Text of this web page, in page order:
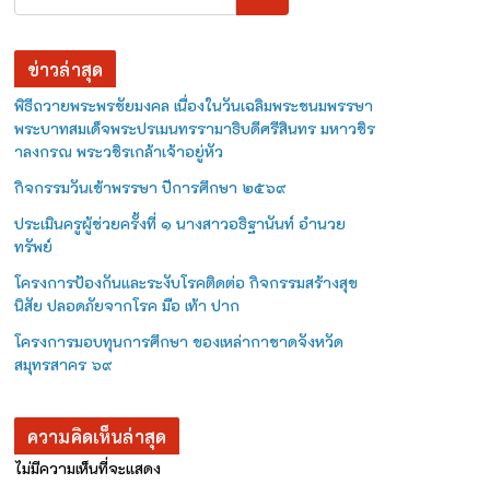
ข่าวล่าสุด
พิธีถวายพระพรชัยมงคล เนื่องในวันเฉลิมพระชนมพรรษา
พระบาทสมเด็จพระปรเมนทรรามาธิบดีศรีสินทร มหาวชิร
าลงกรณ พระวชิรเกล้าเจ้าอยู่หัว
กิจกรรมวันเข้าพรรษา ปีการศึกษา ๒๕๖๙
ประเมินครูผู้ช่วยครั้งที่ ๑ นางสาวอธิฐานันท์ อำนวย
ทรัพย์
โครงการป้องกันและระงับโรคติดต่อ กิจกรรมสร้างสุข
นิสัย ปลอดภัยจากโรค มือ เท้า ปาก
โครงการมอบทุนการศึกษา ของเหล่ากาชาดจังหวัด
สมุทรสาคร ๖๙
ความคิดเห็นล่าสุด
ไม่มีความเห็นที่จะแสดง